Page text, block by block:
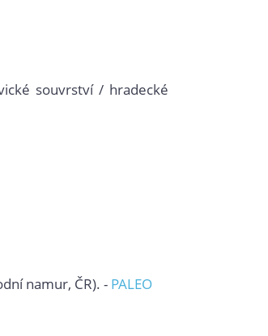
souvrství / hradecké
namur, ČR). - PALEO